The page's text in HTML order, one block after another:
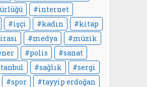
internet
işçi kadın
kitap
medya
müzik
polis
sanat
sağlık
sergi
spor
tayyip erdoğan